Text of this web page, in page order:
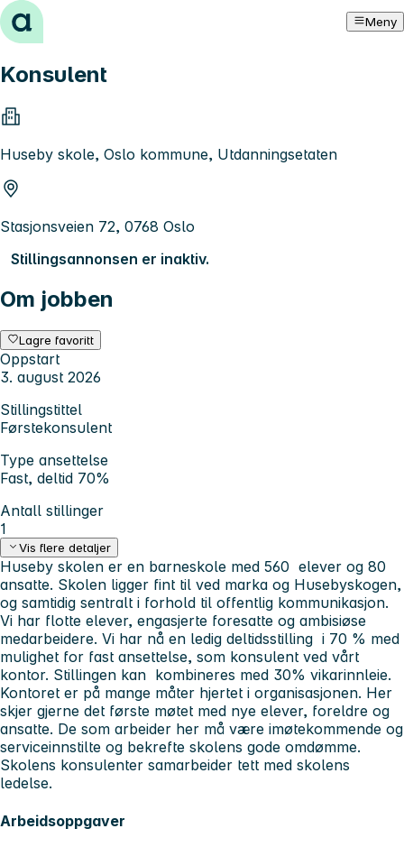
Hopp til innhold Meny
Konsulent
Huseby skole, Oslo kommune, Utdanningsetaten
Stasjonsveien 72, 0768 Oslo
Stillingsannonsen er inaktiv.
Om jobben
Lagre favoritt
Oppstart
3. august 2026
Stillingstittel
Førstekonsulent
Type ansettelse
Fast, deltid 70%
Antall stillinger
1
Vis flere detaljer
Huseby skolen er en barneskole med 560 elever og 80
ansatte. Skolen ligger fint til ved marka og Husebyskogen,
og samtidig sentralt i forhold til offentlig kommunikasjon.
Vi har flotte elever, engasjerte foresatte og ambisiøse
medarbeidere. Vi har nå en ledig deltidsstilling i 70 % med
mulighet for fast ansettelse, som konsulent ved vårt
kontor. Stillingen kan kombineres med 30% vikarinnleie.
Kontoret er på mange måter hjertet i organisasjonen. Her
skjer gjerne det første møtet med nye elever, foreldre og
ansatte. De som arbeider her må være imøtekommende og
serviceinnstilte og bekrefte skolens gode omdømme.
Skolens konsulenter samarbeider tett med skolens
ledelse.
Arbeidsoppgaver